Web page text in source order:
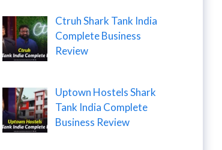
Ctruh Shark Tank India
Complete Business
Review
Uptown Hostels Shark
Tank India Complete
Business Review